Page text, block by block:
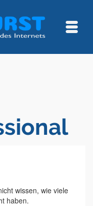
wissen, wie viele
haben.